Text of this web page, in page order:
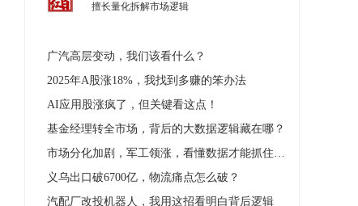
擅长量化拆解市场逻辑
广汽高层变动，我们该看什么？
2025年A股涨18%，我找到多赚的笨办法
AI应用股涨疯了，但关键看这点！
基金经理转全市场，背后的大数据逻辑藏在哪？
市场分化加剧，军工领涨，看懂数据才能抓住真机会
义乌出口破6700亿，物流痛点怎么破？
汽配厂改投机器人，我用这招看明白背后逻辑